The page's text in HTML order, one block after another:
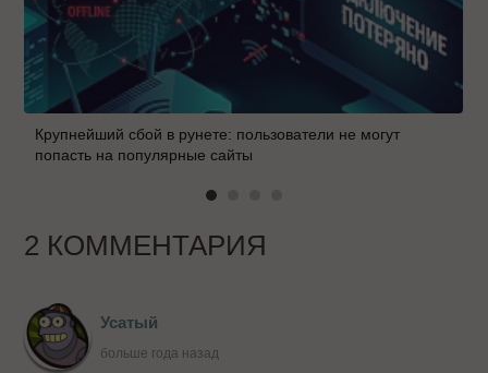
Крупнейший сбой в рунете: пользователи не могут
попасть на популярные сайты
2 КОММЕНТАРИЯ
Усатый
больше года назад